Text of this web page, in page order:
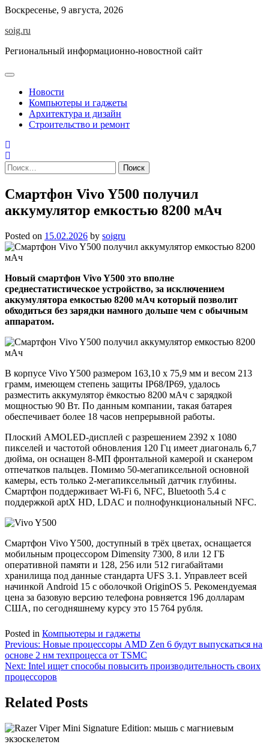
Skip
content
Воскресенье, 9 августа, 2026
soig.ru
Региональный информационно-новостной сайт
Новости
Компьютеры и гаджеты
Архитектура и дизайн
Строительство и ремонт
Найти:
Смартфон Vivo Y500 получил
аккумулятор емкостью 8200 мАч
Posted on 15.02.2026 by soigru
Новый смартфон Vivo Y500 это вполне
среднестатистическое устройство, за исключением
аккумулятора емкостью 8200 мАч который позволит
обходиться без зарядки намного дольше чем с обычным
аппаратом.
В корпусе Vivo Y500 размером 163,10 x 75,9 мм и весом 213
грамм, имеющем степень защиты IP68/IP69, удалось
разместить аккумулятор ёмкостью 8200 мАч с зарядкой
мощностью 90 Вт. По данным компании, такая батарея
обеспечивает более 18 часов непрерывной работы.
Плоский AMOLED-дисплей с разрешением 2392 x 1080
пикселей и частотой обновления 120 Гц имеет диагональ 6,7
дюйма, он оснащен 8-МП фронтальной камерой и сканером
отпечатков пальцев. Помимо 50-мегапиксельной основной
камеры, есть только 2-мегапиксельный датчик глубины.
Смартфон поддерживает Wi-Fi 6, NFC, Bluetooth 5.4 с
поддержкой aptX HD, LDAC и полнофункциональный NFC.
Смартфон Vivo Y500, доступный в трёх цветах, оснащается
мобильным процессором Dimensity 7300, 8 или 12 ГБ
оперативной памяти и 128, 256 или 512 гигабайтами
хранилища под данные стандарта UFS 3.1. Управлеет всей
начинкой Android 15 с оболочкой OriginOS 5. Рекомендуемая
цена за базовую версию телефона ровняется 196 долларам
США, по сегодняшнему курсу это 15 764 рубля.
Posted in Компьютеры и гаджеты
Навигация
по
записям
Previous: Новые процессоры AMD Zen 6 будут выпускаться на
основе 2 нм техпроцесса от TSMC
Next: Intel ищет способы повысить производительность своих
процессоров
Related Posts